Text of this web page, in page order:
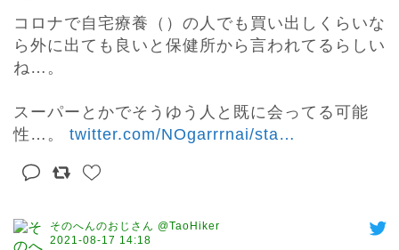
コロナで自宅療養（）の人でも買い出しくらいな
ら外に出ても良いと保健所から言われてるらしい
ね…。
スーパーとかでそうゆう人と既に会ってる可能
性…。 twitter.com/NOgarrrnai/sta…
そのへんのおじさん @TaoHiker
2021-08-17 14:18